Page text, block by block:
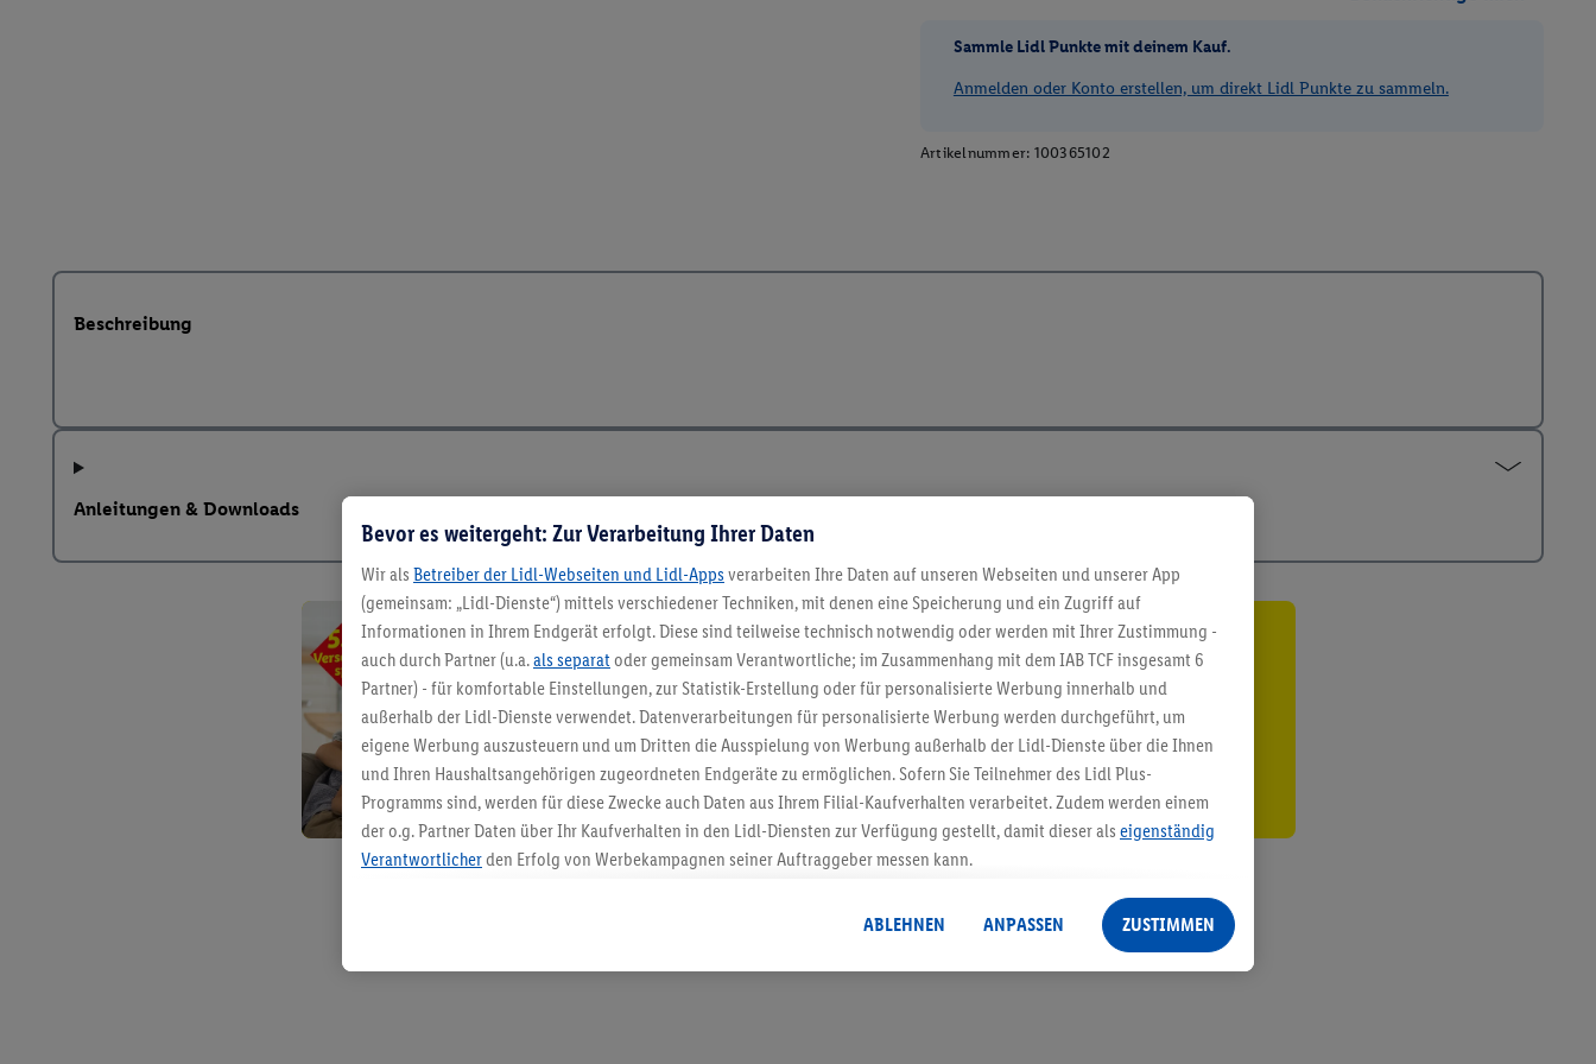
Sammle Lidl Punkte mit deinem Kauf.
Anmelden oder Konto erstellen, um direkt Lidl Punkte zu sammeln.
Artikelnummer: 100365102
Beschreibung
Anleitungen & Downloads
5.95 € Versand sparen³²ᵃ
Jetzt zum Newsletter anmelden
Gutschein sichern!
Bevor es weitergeht: Zur Verarbeitung Ihrer Daten
Wir als Betreiber der Lidl-Webseiten und Lidl-Apps verarbeiten Ihre Daten auf unseren Webseiten und unserer App
(gemeinsam: „Lidl-Dienste“) mittels verschiedener Techniken, mit denen eine Speicherung und ein Zugriff auf
Informationen in Ihrem Endgerät erfolgt. Diese sind teilweise technisch notwendig oder werden mit Ihrer Zustimmung -
auch durch Partner (u.a.als separat oder gemeinsam Verantwortliche; im Zusammenhang mit dem IAB TCF insgesamt 6
Partner) - für komfortable Einstellungen, zur Statistik-Erstellung oder für personalisierte Werbung innerhalb und
außerhalb der Lidl-Dienste verwendet. Datenverarbeitungen für personalisierte Werbung werden durchgeführt, um
eigene Werbung auszusteuern und um Dritten die Ausspielung von Werbung außerhalb der Lidl-Dienste über die Ihnen
und Ihren Haushaltsangehörigen zugeordneten Endgeräte zu ermöglichen. Sofern Sie Teilnehmer des Lidl Plus-
Programms sind, werden für diese Zwecke auch Daten aus Ihrem Filial-Kaufverhalten verarbeitet. Zudem werden einem
der o.g. Partner Daten über Ihr Kaufverhalten in den Lidl-Diensten zur Verfügung gestellt, damit dieser als eigenständig
Verantwortlicherden Erfolg von Werbekampagnen seiner Auftraggeber messen kann.
angereicherten Profilen. Dies umfasst die Zusammenführung von Daten (z.B. über Ihre Nutzung der Lidl-Dienste, Ihr
Kaufverhalten in den Lidl-Diensten, Informationen aus Ihrem Kundenkonto - z.B. Alter oder Geschlecht - sowie Ihre
genauen Standortdaten) auch über verschiedene Endgeräte und Lidl-Dienste hinweg einschließlich dem Speichern von
ABLEHNEN ANPASSEN ZUSTIMMEN